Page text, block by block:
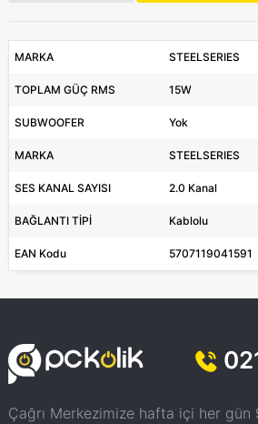
MARKA STEELSERIES
TOPLAM GÜÇ RMS 15W
SUBWOOFER Yok
MARKA STEELSERIES
SES KANAL SAYISI 2.0 Kanal
BAĞLANTI TİPİ Kablolu
EAN Kodu 5707119041591
Çağrı Merkezimize hafta içi her gün